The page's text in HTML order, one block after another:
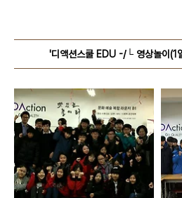
'디액션스쿨 EDU -/└ 영상놀이(1